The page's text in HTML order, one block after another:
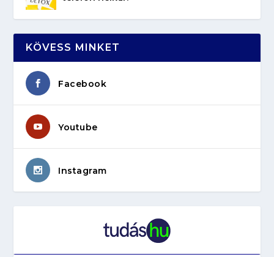
KÖVESS MINKET
Facebook
Youtube
Instagram